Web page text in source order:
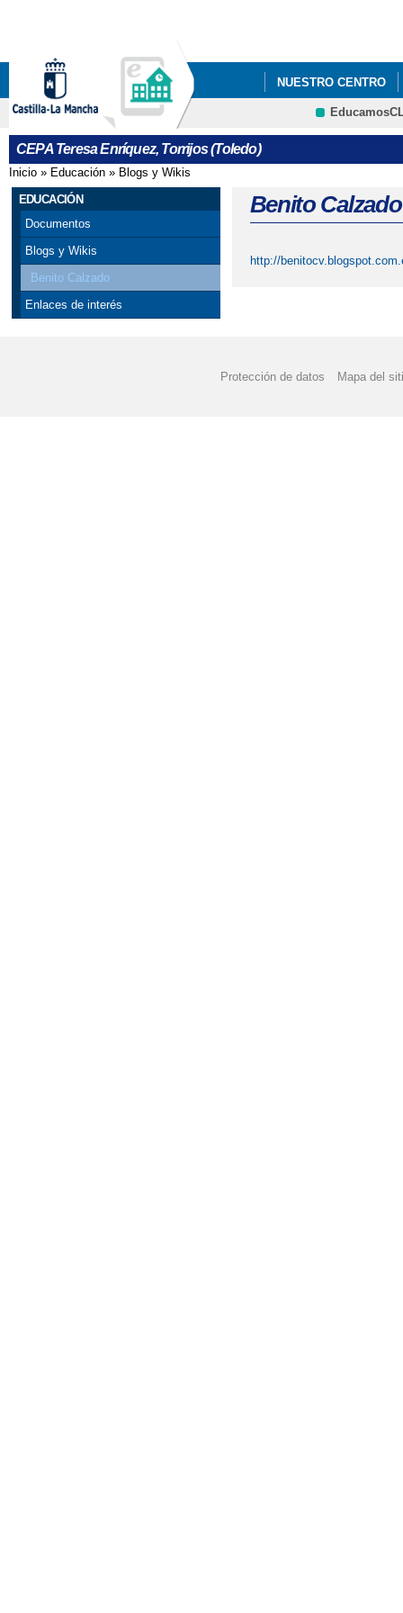
NUESTRO CENTRO
ERASMUS+
CEPA Teresa Enríquez, Torrijos (Toledo)
Se encuentra usted aquí
Inicio » Educación » Blogs y Wikis
EDUCACIÓN
Documentos
Blogs y Wikis
Benito Calzado
Enlaces de interés
Benito Calzado
http://
Protección de datos Mapa del